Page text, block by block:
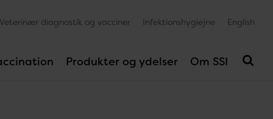
Produkter og ydelser Om SSI
Veterinær diagnostik og vacciner Infektionshygiejne English